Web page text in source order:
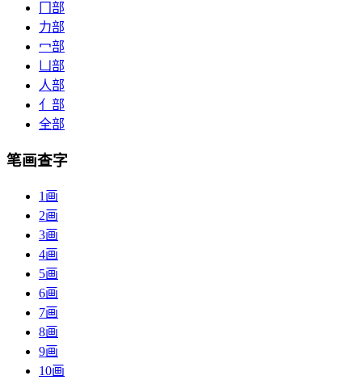
冂部
力部
冖部
凵部
人部
亻部
全部
笔画查字
1画
2画
3画
4画
5画
6画
7画
8画
9画
10画